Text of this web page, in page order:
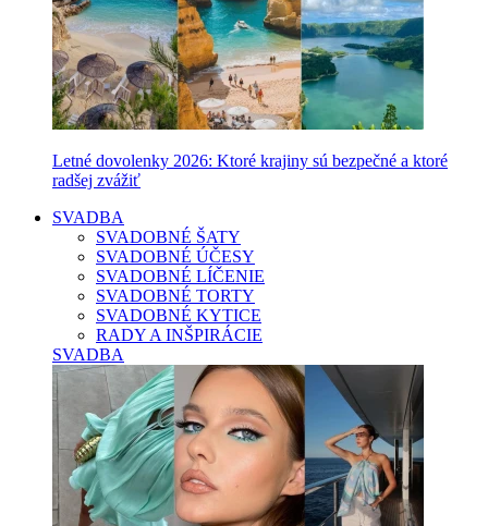
Letné dovolenky 2026: Ktoré krajiny sú bezpečné a ktoré
radšej zvážiť
SVADBA
SVADOBNÉ ŠATY
SVADOBNÉ ÚČESY
SVADOBNÉ LÍČENIE
SVADOBNÉ TORTY
SVADOBNÉ KYTICE
RADY A INŠPIRÁCIE
SVADBA